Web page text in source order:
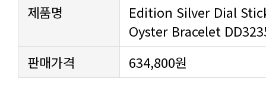
제품명
Oyster Bracelet
판매가격
634,800원